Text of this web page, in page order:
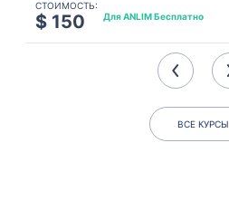
СТОИМОСТЬ:
$ 150 Для ANLIM Бесплатно
ВСЕ КУРСЫ